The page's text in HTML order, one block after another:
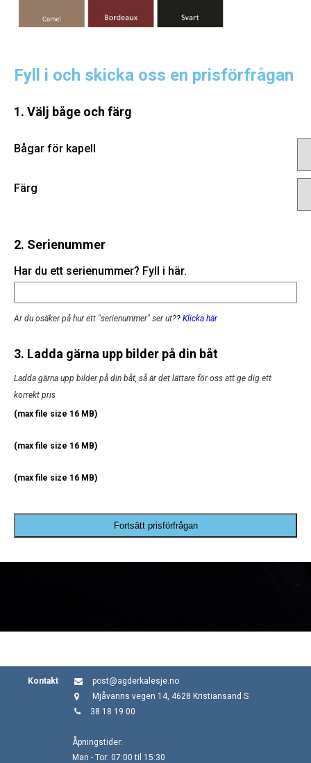
Fyll i och skicka oss en prisförfrågan
1. Välj båge och färg
Bågar för kapell
Färg
2. Serienummer
Har du ett serienummer? Fyll i här.
Är du osäker på hur ett "serienummer" ser ut?? Klicka här
3. Ladda gärna upp bilder på din båt
Ladda gärna upp bilder på din båt, så är det lättare för oss att ge dig ett
korrekt pris
(max file size 16 MB)
(max file size 16 MB)
(max file size 16 MB)
Fortsätt prisförfrågan
Kontakt
post@agderkalesje.no
Mjåvanns vegen 14, 4628 Kristiansand S
38 18 19 00
Åpningstider:
Man - Tor: 07:00 til 15:30